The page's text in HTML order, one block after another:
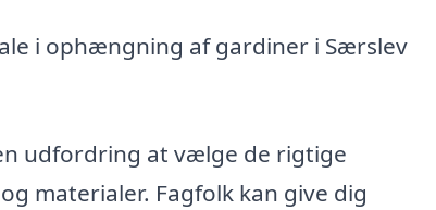
i ophængning af gardiner i Særslev
udfordring at vælge de rigtige
materialer. Fagfolk kan give dig